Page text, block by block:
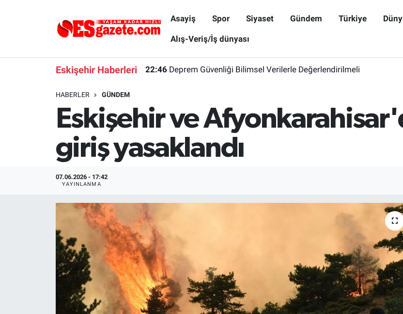
Asayiş Spor Siyaset Gündem Türkiye
Alış-Veriş/İş dünyası
Eskişehir Haberleri 22:46 Deprem Güvenliği Bilimsel Verilerle Değerlendirilmeli
HABERLER GÜNDEM
Eskişehir ve
giriş yasaklandı
07.06.2026 - 17:42
YAYINLANMA
Alış-Veriş/İş dünyası
Eskişehirspor Arşivi
Eskişehir Arşivi
Röportaj
Kültür Sanat
Politika
Eskişehir Nöbetçi Eczaneler
Süper Lig Puan Durumu ve Fikstür
Tüm Manşetler
Son Dakika Haberleri
Haber Arşivi